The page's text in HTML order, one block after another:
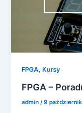
FPGA, Kursy
FPGA –
admin/9